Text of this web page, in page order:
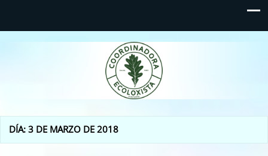
Coordinadora Ecoloxista
d'Asturies
DÍA:3 DE MARZO DE 2018